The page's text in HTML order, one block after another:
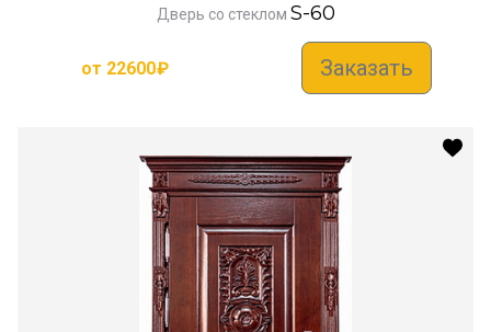
Дверь со стеклом S-60
от 22600₽ Заказать